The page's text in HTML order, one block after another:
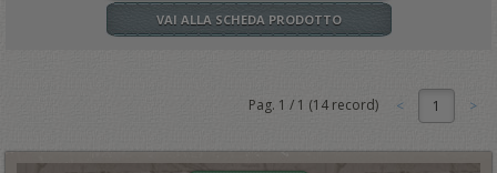
VAI ALLA SCHEDA PRODOTTO
Pag. 1 / 1 (14 record) 1